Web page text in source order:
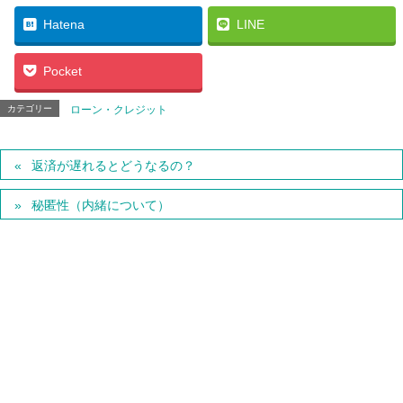
Hatena LINE
Pocket
カテゴリー ローン・クレジット
返済が遅れるとどうなるの？
秘匿性（内緒について）